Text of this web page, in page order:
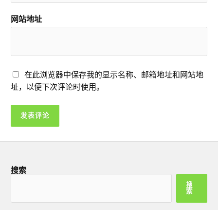
网站地址
在此浏览器中保存我的显示名称、邮箱地址和网站地
址，以便下次评论时使用。
搜索
搜
索